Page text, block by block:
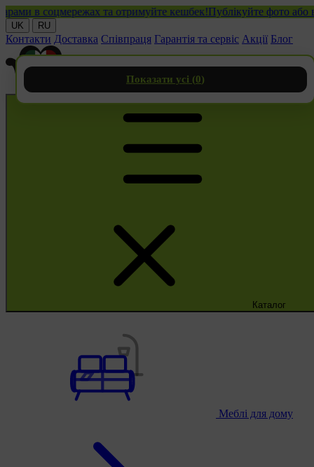
в соцмережах та отримуйте кешбек!Публікуйте фото або
UK RU
Контакти Доставка Співпраця Гарантія та сервіс Акції Блог
Каталог
Меблі для дому
Показати усі (0)